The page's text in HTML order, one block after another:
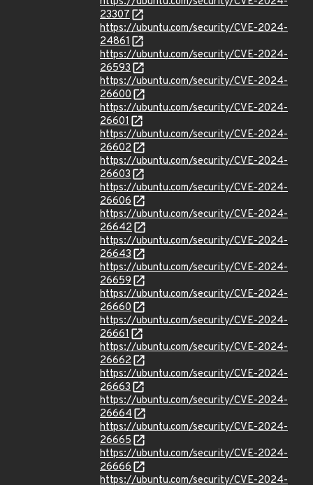
23307
https://ubuntu.com/security/CVE-2024-
24861
https://ubuntu.com/security/CVE-2024-
26593
https://ubuntu.com/security/CVE-2024-
26600
https://ubuntu.com/security/CVE-2024-
26601
https://ubuntu.com/security/CVE-2024-
26602
https://ubuntu.com/security/CVE-2024-
26603
https://ubuntu.com/security/CVE-2024-
26606
https://ubuntu.com/security/CVE-2024-
26642
https://ubuntu.com/security/CVE-2024-
26643
https://ubuntu.com/security/CVE-2024-
26659
https://ubuntu.com/security/CVE-2024-
26660
https://ubuntu.com/security/CVE-2024-
26661
https://ubuntu.com/security/CVE-2024-
26662
https://ubuntu.com/security/CVE-2024-
26663
https://ubuntu.com/security/CVE-2024-
26664
https://ubuntu.com/security/CVE-2024-
26665
https://ubuntu.com/security/CVE-2024-
26666
https://ubuntu.com/security/CVE-2024-